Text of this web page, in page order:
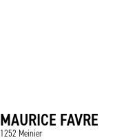
MAURICE FAVRE
1252 Meinier